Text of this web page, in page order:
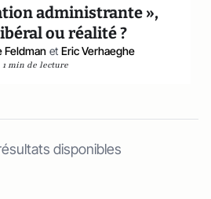
administrante »,
ou réalité ?
Feldman et Eric Verhaeghe
1 min de lecture
disponibles